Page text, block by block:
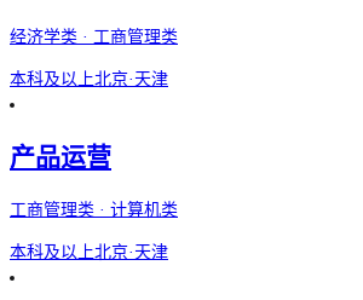
经济学类 · 工商管理类
本科及以上北京·天津
产品运营
工商管理类 · 计算机类
本科及以上北京·天津